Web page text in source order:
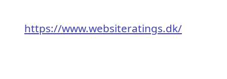
https://www.websiteratings.dk/